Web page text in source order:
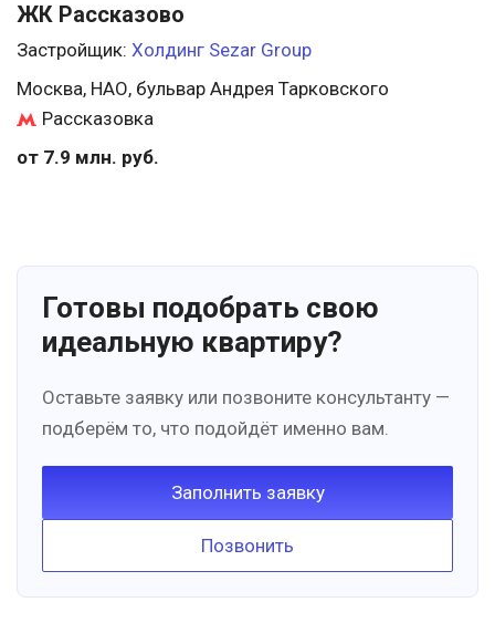
ЖК Рассказово
Застройщик: Холдинг Sezar Group
Москва, НАО, бульвар Андрея Тарковского
Рассказовка
от 7.9 млн. руб.
Готовы подобрать свою
идеальную квартиру?
Оставьте заявку или позвоните консультанту —
подберём то, что подойдёт именно вам.
Заполнить заявку
Позвонить